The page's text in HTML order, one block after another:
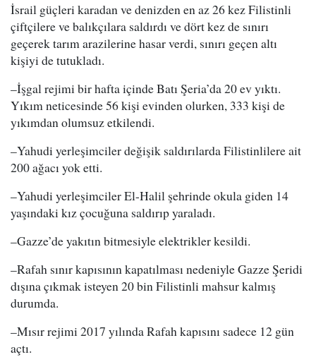
İsrail güçleri karadan ve denizden en az 26 kez Filistinli
çiftçilere ve balıkçılara saldırdı ve dört kez de sınırı
geçerek tarım arazilerine hasar verdi, sınırı geçen altı
kişiyi de tutukladı.
–İşgal rejimi bir hafta içinde Batı Şeria’da 20 ev yıktı.
Yıkım neticesinde 56 kişi evinden olurken, 333 kişi de
yıkımdan olumsuz etkilendi.
–Yahudi yerleşimciler değişik saldırılarda Filistinlilere ait
200 ağacı yok etti.
–Yahudi yerleşimciler El-Halil şehrinde okula giden 14
yaşındaki kız çocuğuna saldırıp yaraladı.
–Gazze’de yakıtın bitmesiyle elektrikler kesildi.
–Rafah sınır kapısının kapatılması nedeniyle Gazze Şeridi
dışına çıkmak isteyen 20 bin Filistinli mahsur kalmış
durumda.
–Mısır rejimi 2017 yılında Rafah kapısını sadece 12 gün
açtı.